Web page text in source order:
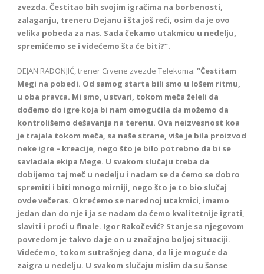
zvezda. Čestitao bih svojim igračima na borbenosti,
zalaganju, treneru Dejanu i šta još reći, osim da je ovo
velika pobeda za nas. Sada čekamo utakmicu u nedelju,
spremićemo se i videćemo šta će biti?’’.
DEJAN RADONJIĆ, trener Crvene zvezde Telekoma: ’’Čestitam
Megi na pobedi. Od samog starta bili smo u lošem ritmu,
u oba pravca. Mi smo, ustvari, tokom meča želeli da
dođemo do igre koja bi nam omogućila da možemo da
kontrolišemo dešavanja na terenu. Ova neizvesnost koa
je trajala tokom meča, sa naše strane, više je bila proizvod
neke igre – kreacije, nego što je bilo potrebno da bi se
savladala ekipa Mege. U svakom slučaju treba da
dobijemo taj meč u nedelju i nadam se da ćemo se dobro
spremiti i biti mnogo mirniji, nego što je to bio slučaj
ovdevečeras. Okrećemo se narednoj utakmici, imamo
jedan dan do nje i ja se nadam da ćemo kvalitetnije igrati,
slaviti i proći u finale. Igor Rakočević? Stanje sa njegovom
povredom je takvo da je on u značajno boljoj situaciji.
Videćemo, tokom sutrašnjeg dana, da li je moguće da
zaigra u nedelju. U svakom slučaju mislim da su šanse